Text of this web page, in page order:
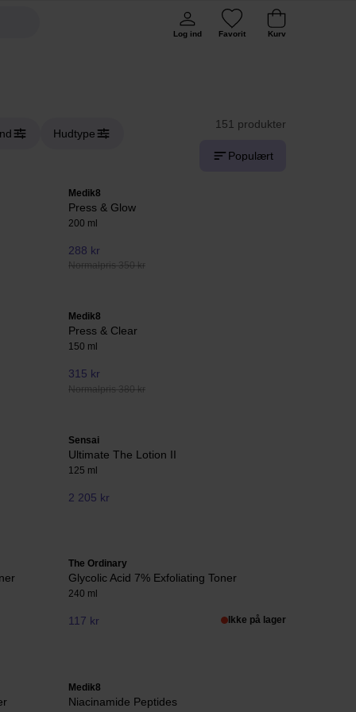
Log ind Favorit Kurv
Hudtype
151 produkter
Populært
Medik8
Press & Glow
200 ml
288 kr
Normalpris 350 kr
Medik8
Press & Clear
150 ml
315 kr
Normalpris 380 kr
Sensai
Ultimate The Lotion II
125 ml
2 205 kr
The Ordinary
Glycolic Acid 7% Exfoliating Toner
240 ml
117 kr Ikke på lager
Medik8
Niacinamide Peptides